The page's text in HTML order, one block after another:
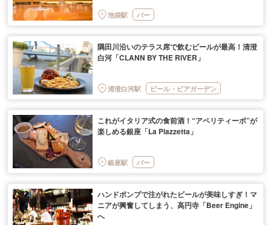
池袋駅 バー
隅田川沿いのテラス席で飲むビールが最高！清澄
白河「CLANN BY THE RIVER」
清澄白河駅 ビール・ビアガーデン
これがイタリア式の食前酒！“アペリティーボ”が
楽しめる銀座「La Piazzetta」
銀座駅 バー
ハンドポンプで注がれたビールが美味しすぎ！マ
ニアが興奮してしまう、高円寺「Beer Engine」
へ